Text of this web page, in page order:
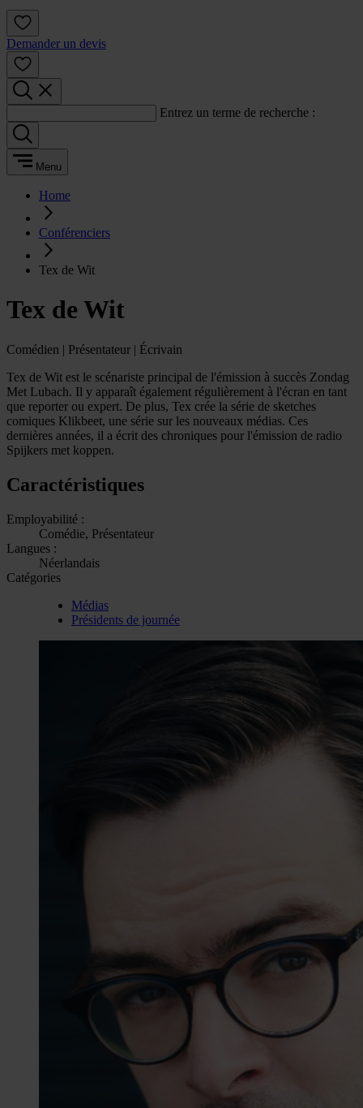
Demander un devis
Entrez un terme de recherche :
Menu
Home
Conférenciers
Tex de Wit
Tex de Wit
Comédien | Présentateur | Écrivain
Tex de Wit est le scénariste principal de l'émission à succès Zondag
Met Lubach. Il y apparaît également régulièrement à l'écran en tant
que reporter ou expert. De plus, Tex crée la série de sketches
comiques Klikbeet, une série sur les nouveaux médias. Ces
dernières années, il a écrit des chroniques pour l'émission de radio
Spijkers met koppen.
Caractéristiques
Employabilité :
Comédie, Présentateur
Langues :
Néerlandais
Catégories
Médias
Présidents de journée